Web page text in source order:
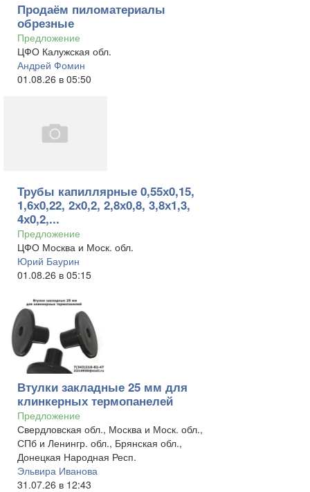
Продаём пиломатериалы
обрезные
Предложение
ЦФО Калужская обл.
Андрей Фомин
01.08.26 в 05:50
Трубы капиллярные 0,55х0,15,
1,6х0,22, 2х0,2, 2,8х0,8, 3,8х1,3,
4х0,2,...
Предложение
ЦФО Москва и Моск. обл.
Юрий Баурин
01.08.26 в 05:15
Втулки закладные 25 мм для
клинкерных термопанелей
Предложение
Свердловская обл., Москва и Моск. обл.,
СПб и Ленингр. обл., Брянская обл.,
Донецкая Народная Респ.
Эльвира Иванова
31.07.26 в 12:43